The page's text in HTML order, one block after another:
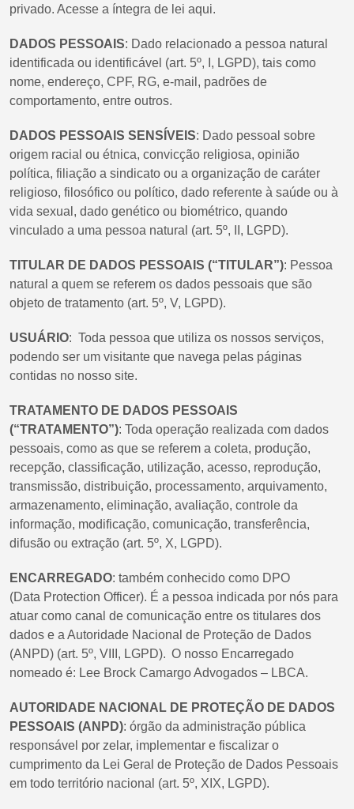
privado. Acesse a íntegra de lei aqui.
DADOS PESSOAIS: Dado relacionado a pessoa natural
identificada ou identificável (art. 5º, I, LGPD), tais como
nome, endereço, CPF, RG, e-mail, padrões de
comportamento, entre outros.
DADOS PESSOAIS SENSÍVEIS: Dado pessoal sobre
origem racial ou étnica, convicção religiosa, opinião
política, filiação a sindicato ou a organização de caráter
religioso, filosófico ou político, dado referente à saúde ou à
vida sexual, dado genético ou biométrico, quando
vinculado a uma pessoa natural (art. 5º, II, LGPD).
TITULAR DE DADOS PESSOAIS (“TITULAR”): Pessoa
natural a quem se referem os dados pessoais que são
objeto de tratamento (art. 5º, V, LGPD).
USUÁRIO: Toda pessoa que utiliza os nossos serviços,
podendo ser um visitante que navega pelas páginas
contidas no nosso site.
TRATAMENTO DE DADOS PESSOAIS
(“TRATAMENTO”): Toda operação realizada com dados
pessoais, como as que se referem a coleta, produção,
recepção, classificação, utilização, acesso, reprodução,
transmissão, distribuição, processamento, arquivamento,
armazenamento, eliminação, avaliação, controle da
informação, modificação, comunicação, transferência,
difusão ou extração (art. 5º, X, LGPD).
ENCARREGADO: também conhecido como DPO
(Data Protection Officer). É a pessoa indicada por nós para
atuar como canal de comunicação entre os titulares dos
dados e a Autoridade Nacional de Proteção de Dados
(ANPD) (art. 5º, VIII, LGPD). O nosso Encarregado
nomeado é: Lee Brock Camargo Advogados – LBCA.
AUTORIDADE NACIONAL DE PROTEÇÃO DE DADOS
PESSOAIS (ANPD): órgão da administração pública
responsável por zelar, implementar e fiscalizar o
cumprimento da Lei Geral de Proteção de Dados Pessoais
em todo território nacional (art. 5º, XIX, LGPD).